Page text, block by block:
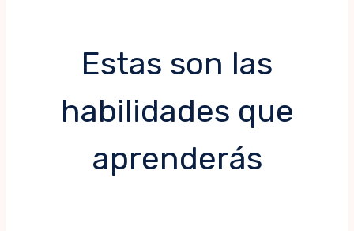
Estas son las
habilidades que
aprenderás